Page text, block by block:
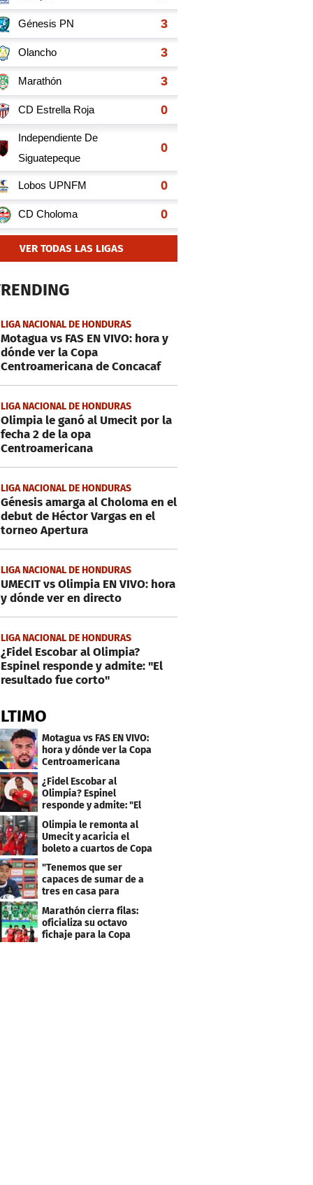
VER TODAS LAS LIGAS
LIGA NACIONAL DE HONDURAS
Motagua vs FAS EN VIVO: hora y
dónde ver la Copa
Centroamericana de Concacaf
LIGA NACIONAL DE HONDURAS
Olimpia le ganó al Umecit por la
fecha 2 de la opa
Centroamericana
LIGA NACIONAL DE HONDURAS
Génesis amarga al Choloma en el
debut de Héctor Vargas en el
torneo Apertura
LIGA NACIONAL DE HONDURAS
UMECIT vs Olimpia EN VIVO: hora
y dónde ver en directo
LIGA NACIONAL DE HONDURAS
¿Fidel Escobar al Olimpia?
Espinel responde y admite: "El
resultado fue corto"
Motagua vs FAS EN VIVO:
hora y dónde ver la Copa
Centroamericana
¿Fidel Escobar al
Olimpia? Espinel
responde y admite: "El
resultado fue corto"
Olimpia le remonta al
Umecit y acaricia el
boleto a cuartos de Copa
"Tenemos que ser
capaces de sumar de a
tres en casa para
asegurar la
clasificación"
Marathón cierra filas:
oficializa su octavo
fichaje para la Copa